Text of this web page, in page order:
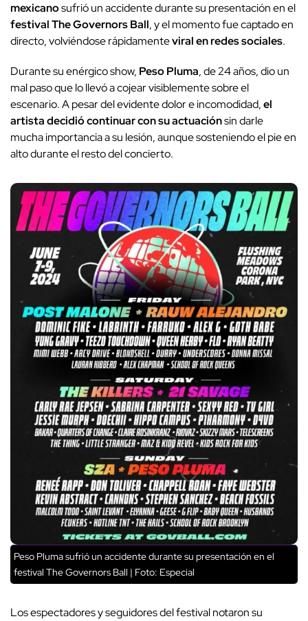
mexicanosufrió un accidente durante su presentación en el
festival The Governors Ball, y el momento fue captado en
directo, volviéndose rápidamenteviral en redes sociales.
Durante su enérgico show, Peso Pluma, de 24 años, dio un
mal paso que lo llevó a cojear visiblemente sobre el
escenario. A pesar del evidente dolor e incomodidad,el
artista decidió continuar con su actuaciónsin darle
mucha importancia a su lesión, aunque sosteniendo el pie en
alto durante el resto del concierto.
Peso Pluma sufrió un accidente durante su presentación en el
festival The Governors Ball | Foto: Especial
Los espectadores y seguidores del festival notaron su